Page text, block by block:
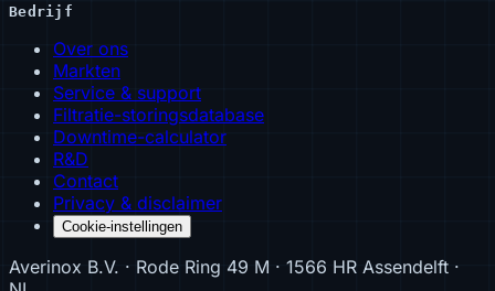
Bedrijf
Over ons
Markten
Service & support
Filtratie-storingsdatabase
Downtime-calculator
R&D
Contact
Privacy & disclaimer
Cookie-instellingen
Averinox B.V. · Rode Ring 49 M · 1566 HR Assendelft ·